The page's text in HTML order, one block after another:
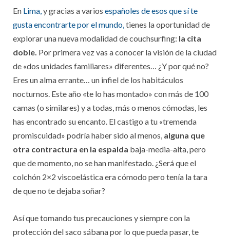
En Lima,y gracias a varios españoles de esos que sí te
gusta encontrarte por el mundo,tienes la oportunidad de
explorar una nueva modalidad de couchsurfing: la cita
doble. Por primera vez vas a conocer la visión de la ciudad
de «dos unidades familiares» diferentes… ¿Y por qué no?
Eres un alma errante… un infiel de los habitáculos
nocturnos. Este año «te lo has montado» con más de 100
camas (o similares) y a todas, más o menos cómodas, les
has encontrado su encanto. El castigo a tu «tremenda
promiscuidad» podría haber sido al menos, alguna que
otra contractura en la espalda baja-media-alta, pero
que de momento, no se han manifestado. ¿Será que el
colchón 2×2 viscoelástica era cómodo pero tenía la tara
de que no te dejaba soñar?
Así que tomando tus precauciones y siempre con la
protección del saco sábana por lo que pueda pasar, te